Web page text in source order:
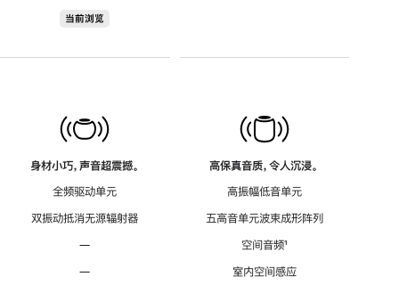
当前浏览
身材小巧，声音超震撼。
全频驱动单元
双振动抵消无源辐射器
—
—
高保真音质，令人沉浸。
高振幅低音单元
五高音单元波束成形阵列
空间音频脚
¹
室内空间感应